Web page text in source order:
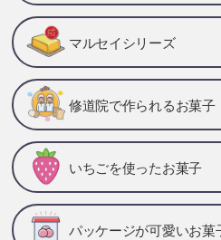
マルセイシリーズ
修道院で作られるお菓子
いちごを使ったお菓子
パッケージが可愛いお菓